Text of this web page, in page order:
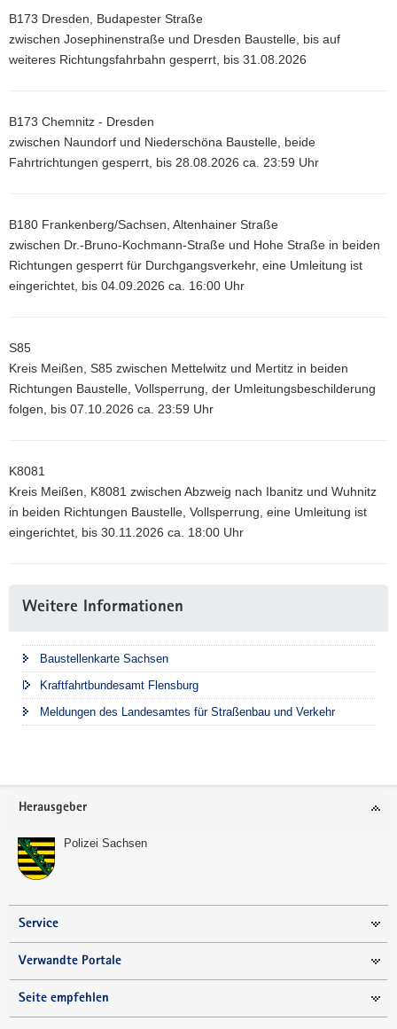
B173 Dresden, Budapester Straße
zwischen Josephinenstraße und Dresden Baustelle, bis auf
weiteres Richtungsfahrbahn gesperrt, bis 31.08.2026
B173 Chemnitz - Dresden
zwischen Naundorf und Niederschöna Baustelle, beide
Fahrtrichtungen gesperrt, bis 28.08.2026 ca. 23:59 Uhr
B180 Frankenberg/Sachsen, Altenhainer Straße
zwischen Dr.-Bruno-Kochmann-Straße und Hohe Straße in beiden
Richtungen gesperrt für Durchgangsverkehr, eine Umleitung ist
eingerichtet, bis 04.09.2026 ca. 16:00 Uhr
S85
Kreis Meißen, S85 zwischen Mettelwitz und Mertitz in beiden
Richtungen Baustelle, Vollsperrung, der Umleitungsbeschilderung
folgen, bis 07.10.2026 ca. 23:59 Uhr
K8081
Kreis Meißen, K8081 zwischen Abzweig nach Ibanitz und Wuhnitz
in beiden Richtungen Baustelle, Vollsperrung, eine Umleitung ist
eingerichtet, bis 30.11.2026 ca. 18:00 Uhr
Information
Weitere Informationen
Baustellenkarte Sachsen
Kraftfahrtbundesamt Flensburg
Meldungen des Landesamtes für Straßenbau und Verkehr
Footer-
Herausgeber
Polizei Sachsen
Service
Verwandte Portale
Seite empfehlen